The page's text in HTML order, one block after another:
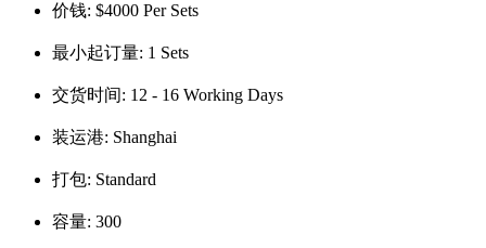
价钱: $4000 Per Sets
最小起订量: 1 Sets
交货时间: 12 - 16 Working Days
装运港: Shanghai
打包: Standard
容量: 300